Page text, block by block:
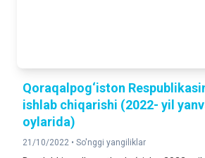
Qoraqalpog‘iston
ishlab chiqarishi (2022- yil
oylarida)
21/10/2022 • So'nggi yangiliklar